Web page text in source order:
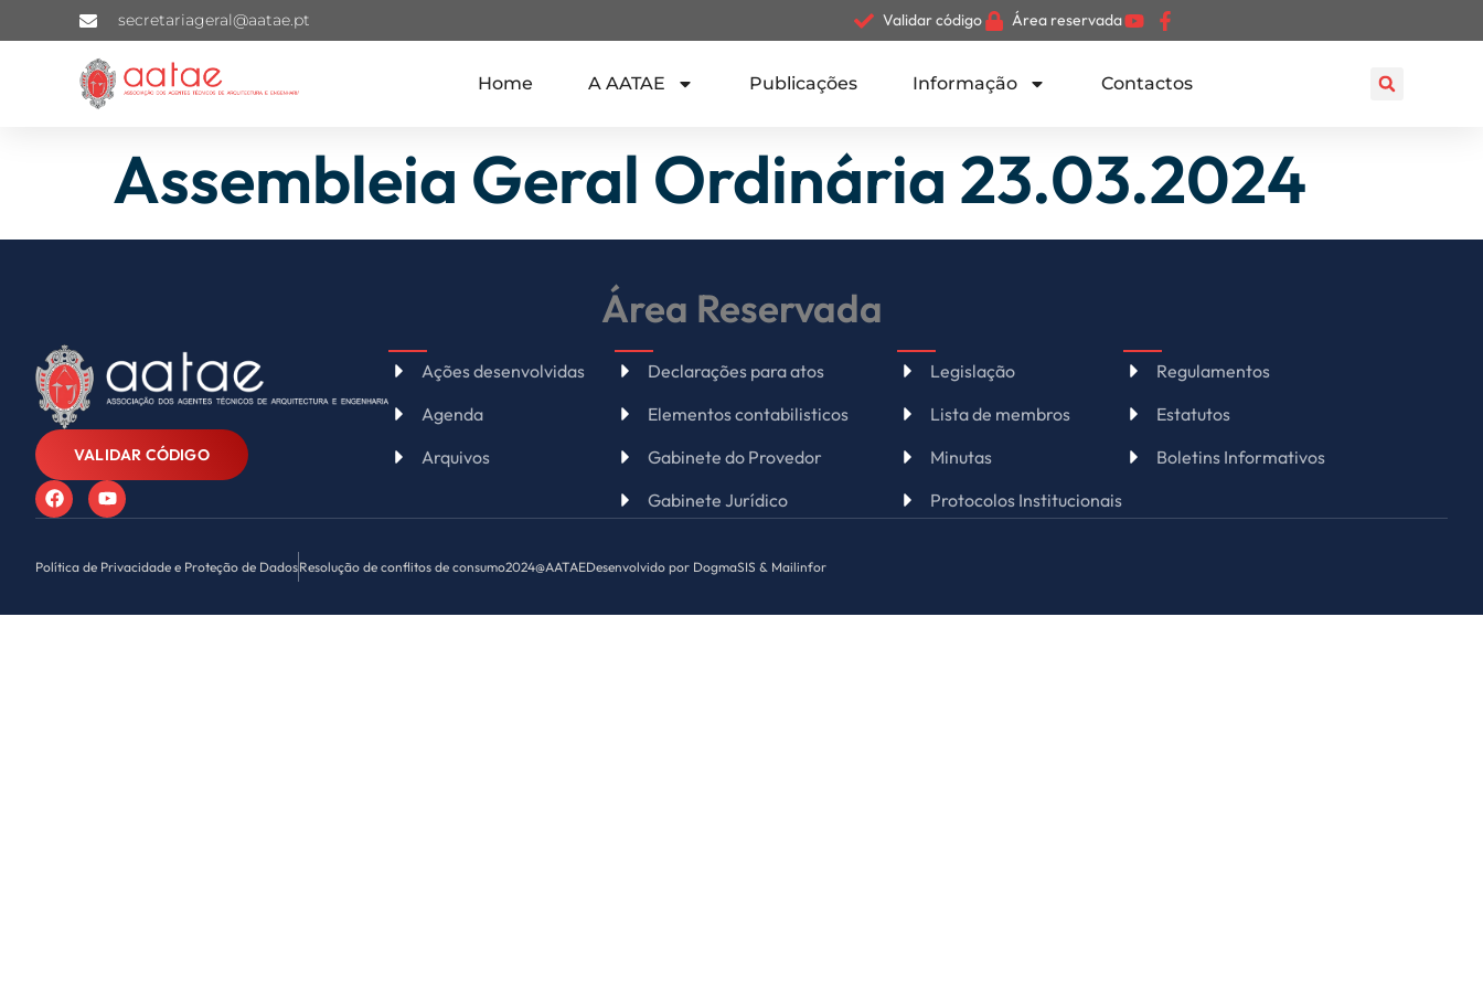
secretariageral@aatae.pt Validar código Área reservada
Home A AATAE Publicações Informação Contactos
Assembleia Geral Ordinária 23.03.2024
Área Reservada
VALIDAR CÓDIGO
Ações desenvolvidas
Agenda
Arquivos
Declarações para atos
Elementos contabilisticos
Gabinete do Provedor
Gabinete Jurídico
Legislação
Lista de membros
Minutas
Protocolos Institucionais
Regulamentos
Estatutos
Boletins Informativos
Política de Privacidade e Proteção de DadosResolução de conflitos de consumo2024@AATAEDesenvolvido por DogmaSIS & Mailinfor